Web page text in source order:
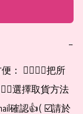
−
👉🏻👉🏻把所
選擇取貨方法
確認👍( ☑️請於